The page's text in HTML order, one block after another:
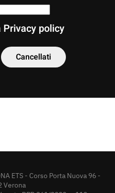
Privacy policy
ETS - Corso Porta Nuova 96 -
Verona